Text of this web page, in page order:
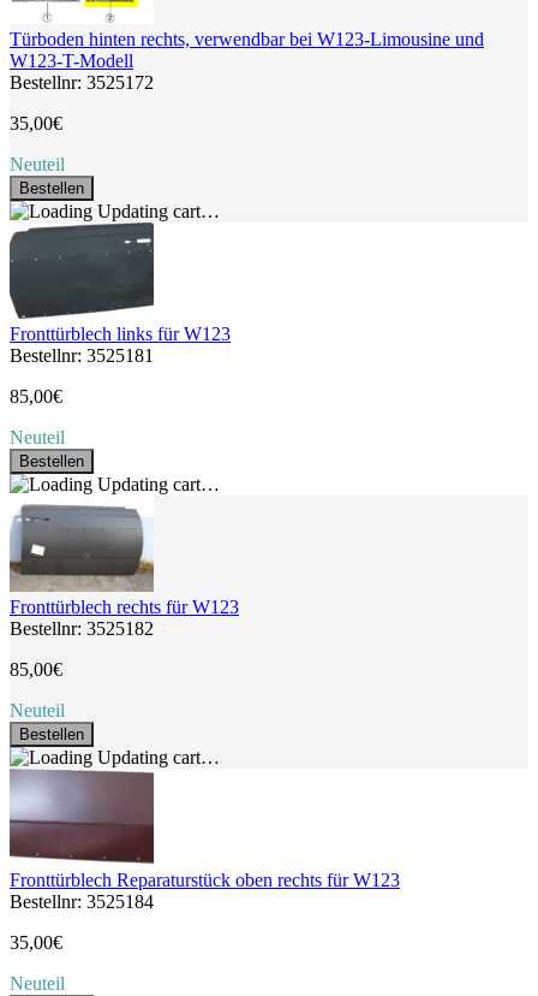
Türboden hinten rechts, verwendbar bei W123-Limousine und
W123-T-Modell
Bestellnr: 3525172
35,00€
Neuteil
Bestellen
Updating cart…
Fronttürblech links für W123
Bestellnr: 3525181
85,00€
Neuteil
Bestellen
Updating cart…
Fronttürblech rechts für W123
Bestellnr: 3525182
85,00€
Neuteil
Bestellen
Updating cart…
Fronttürblech Reparaturstück oben rechts für W123
Bestellnr: 3525184
35,00€
Neuteil